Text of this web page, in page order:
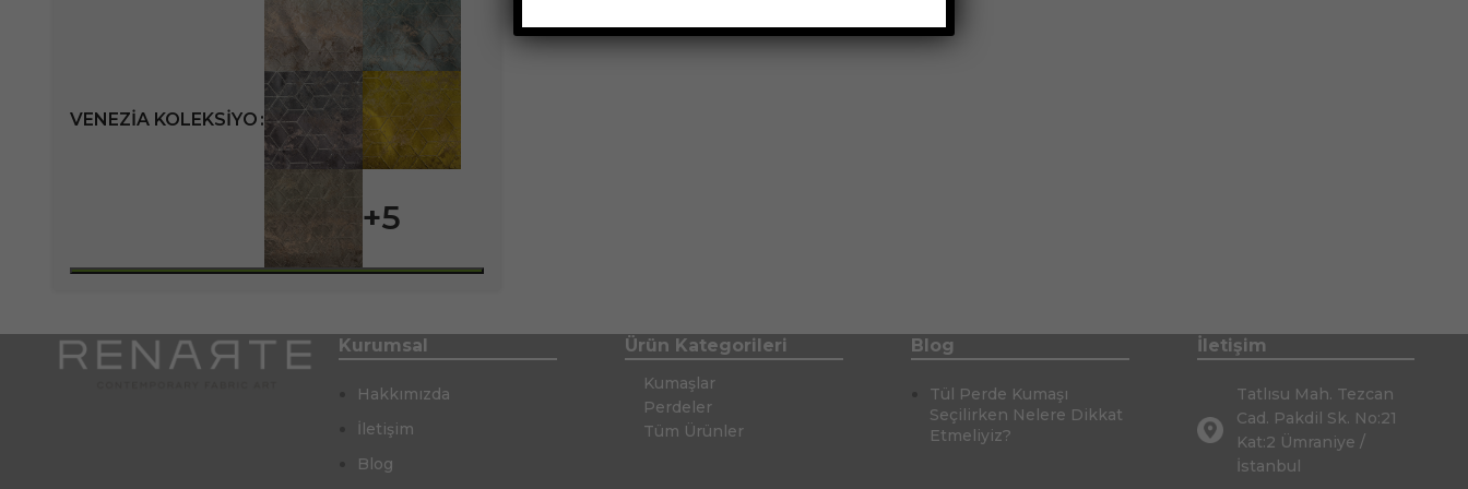
VENEZIA KOLEKSIYO
+5
Kurumsal
Hakkımızda
İletişim
Blog
Ürün Kategorileri
Kumaşlar
Perdeler
Tüm Ürünler
Blog
Tül Perde Kumaşı
Seçilirken Nelere Dikkat
Etmeliyiz?
İletişim
Tatlısu Mah. Tezcan
Cad. Pakdil Sk. No:21
Kat:2 Ümraniye /
İstanbul